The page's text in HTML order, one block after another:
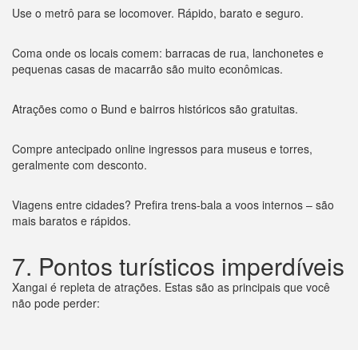
Use o metrô para se locomover. Rápido, barato e seguro.
Coma onde os locais comem: barracas de rua, lanchonetes e
pequenas casas de macarrão são muito econômicas.
Atrações como o Bund e bairros históricos são gratuitas.
Compre antecipado online ingressos para museus e torres,
geralmente com desconto.
Viagens entre cidades? Prefira trens-bala a voos internos – são
mais baratos e rápidos.
7. Pontos turísticos imperdíveis
Xangai é repleta de atrações. Estas são as principais que você
não pode perder: